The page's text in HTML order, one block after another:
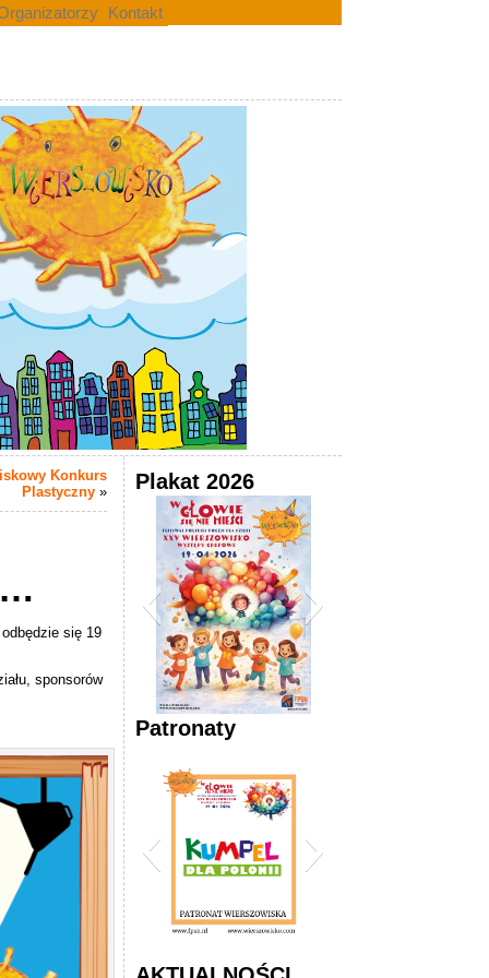
Kontakt
Konkurs
Plastyczny »
się 19
sponsorów
Plakat 2026
Plakat Wierszowiska
2026
Patronaty
2026 Wierszowisko